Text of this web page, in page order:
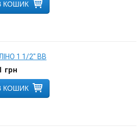
КОШИК
1 1/2" ВВ
грн
КОШИК